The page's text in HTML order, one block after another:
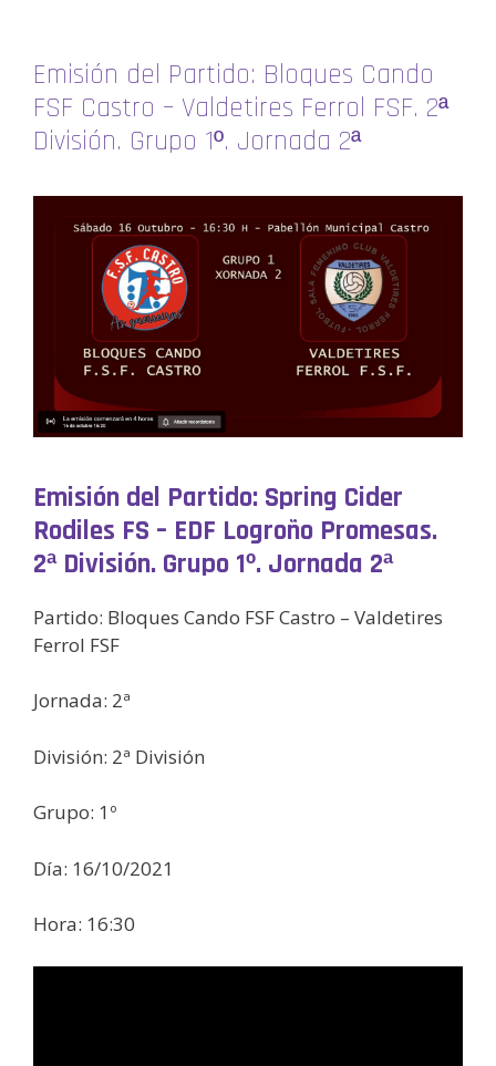
Emisión del Partido: Bloques Cando
FSF Castro – Valdetires Ferrol FSF. 2ª
División. Grupo 1º. Jornada 2ª
Emisión del Partido: Spring Cider
Rodiles FS – EDF Logroño Promesas.
2ª División. Grupo 1º. Jornada 2ª
Partido: Bloques Cando FSF Castro – Valdetires
Ferrol FSF
Jornada: 2ª
División: 2ª División
Grupo: 1º
Día: 16/10/2021
Hora: 16:30